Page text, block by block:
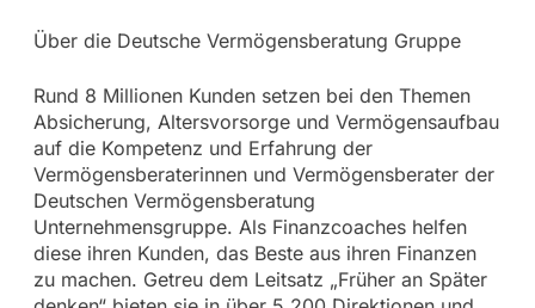
Über die Deutsche Vermögensberatung Gruppe
Rund 8 Millionen Kunden setzen bei den Themen
Absicherung, Altersvorsorge und Vermögensaufbau
auf die Kompetenz und Erfahrung der
Vermögensberaterinnen und Vermögensberater der
Deutschen Vermögensberatung
Unternehmensgruppe. Als Finanzcoaches helfen
diese ihren Kunden, das Beste aus ihren Finanzen
zu machen. Getreu dem Leitsatz „Früher an Später